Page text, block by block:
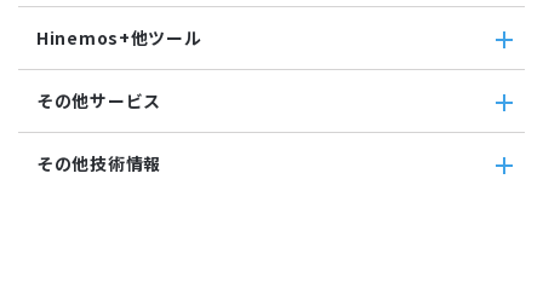
Hinemosエージェント監視
Windowsイベント監視
サービス・ポート監視
リソース監視
プロセス監視
メンテナンス
通知
アカウント
カレンダ
Hinemosエージェント
Hinemosクライアント
Hinemosマネージャ
Hinemos+他ツール
google apps
teams
slack
その他サービス
CloudGate UNO
その他技術情報